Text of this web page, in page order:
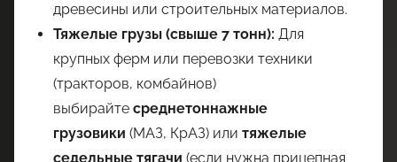
древесины или строительных материалов.
Тяжелые грузы (свыше 7 тонн): Для
крупных ферм или перевозки техники
(тракторов, комбайнов)
выбирайте среднетоннажные
грузовики (МАЗ, КрАЗ) или тяжелые
седельные тягачи (если нужна прицепная